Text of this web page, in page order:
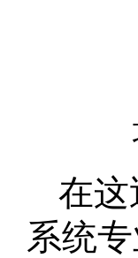
在这
系统